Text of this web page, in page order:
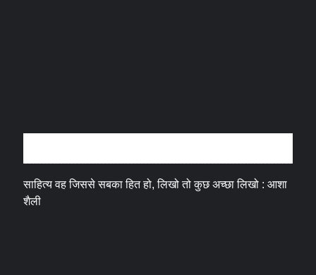
साहित्य वह जिससे सबका हित हो, लिखो तो कुछ अच्छा लिखो : आशा
शैली